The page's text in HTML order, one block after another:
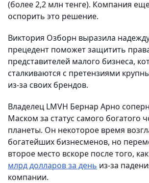
(более 2,2 млн тенге). Компания
оспорить это решение.
Виктория Озборн выразила
прецедент поможет защитить
представителей малого бизнеса,
сталкиваются с претензиями
из-за своих брендов.
Владелец LMVH Бернар Арно
Маском за статус самого богатого
планеты. Он некоторое время
богатейших бизнесменов, но
второе место вскоре после того, как
млрд долларов за день из-за
компании.